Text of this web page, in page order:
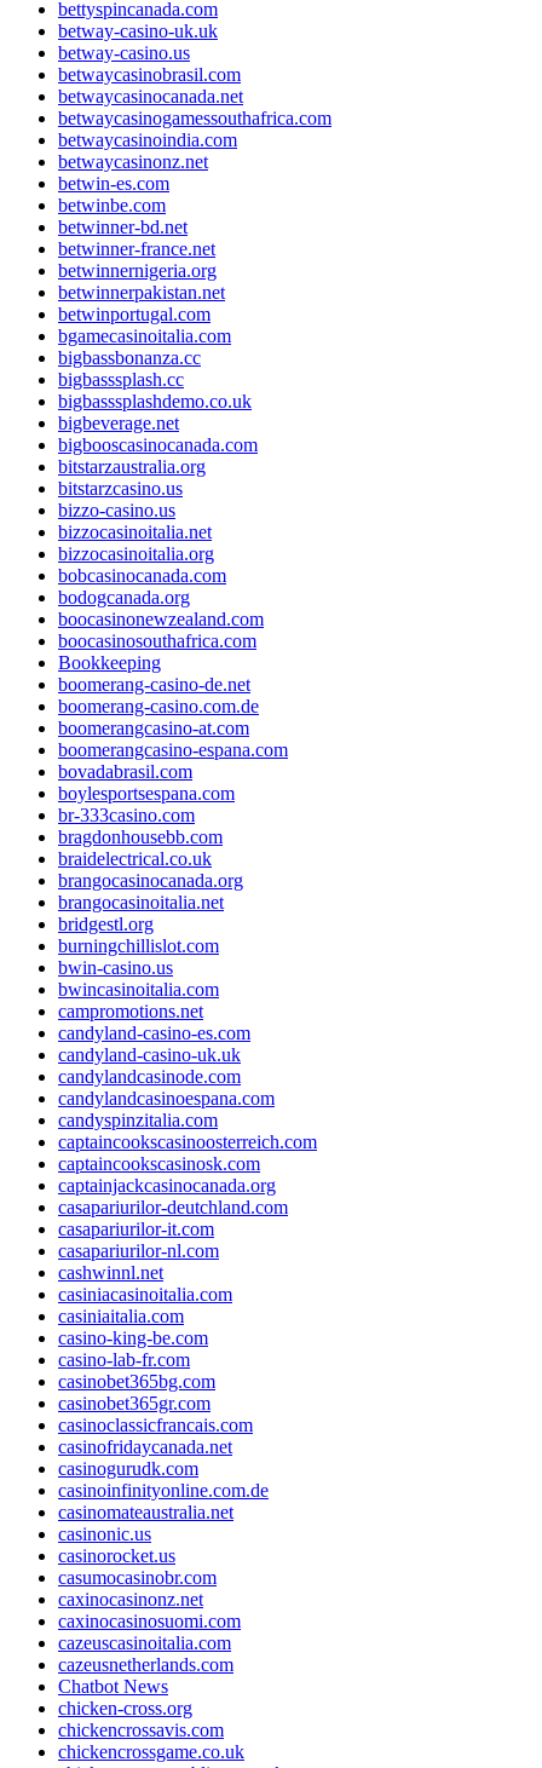
bettyspincanada.com
betway-casino-uk.uk
betway-casino.us
betwaycasinobrasil.com
betwaycasinocanada.net
betwaycasinogamessouthafrica.com
betwaycasinoindia.com
betwaycasinonz.net
betwin-es.com
betwinbe.com
betwinner-bd.net
betwinner-france.net
betwinnernigeria.org
betwinnerpakistan.net
betwinportugal.com
bgamecasinoitalia.com
bigbassbonanza.cc
bigbasssplash.cc
bigbasssplashdemo.co.uk
bigbeverage.net
bigbooscasinocanada.com
bitstarzaustralia.org
bitstarzcasino.us
bizzo-casino.us
bizzocasinoitalia.net
bizzocasinoitalia.org
bobcasinocanada.com
bodogcanada.org
boocasinonewzealand.com
boocasinosouthafrica.com
Bookkeeping
boomerang-casino-de.net
boomerang-casino.com.de
boomerangcasino-at.com
boomerangcasino-espana.com
bovadabrasil.com
boylesportsespana.com
br-333casino.com
bragdonhousebb.com
braidelectrical.co.uk
brangocasinocanada.org
brangocasinoitalia.net
bridgestl.org
burningchillislot.com
bwin-casino.us
bwincasinoitalia.com
campromotions.net
candyland-casino-es.com
candyland-casino-uk.uk
candylandcasinode.com
candylandcasinoespana.com
candyspinzitalia.com
captaincookscasinoosterreich.com
captaincookscasinosk.com
captainjackcasinocanada.org
casapariurilor-deutchland.com
casapariurilor-it.com
casapariurilor-nl.com
cashwinnl.net
casiniacasinoitalia.com
casiniaitalia.com
casino-king-be.com
casino-lab-fr.com
casinobet365bg.com
casinobet365gr.com
casinoclassicfrancais.com
casinofridaycanada.net
casinogurudk.com
casinoinfinityonline.com.de
casinomateaustralia.net
casinonic.us
casinorocket.us
casumocasinobr.com
caxinocasinonz.net
caxinocasinosuomi.com
cazeuscasinoitalia.com
cazeusnetherlands.com
Chatbot News
chicken-cross.org
chickencrossavis.com
chickencrossgame.co.uk